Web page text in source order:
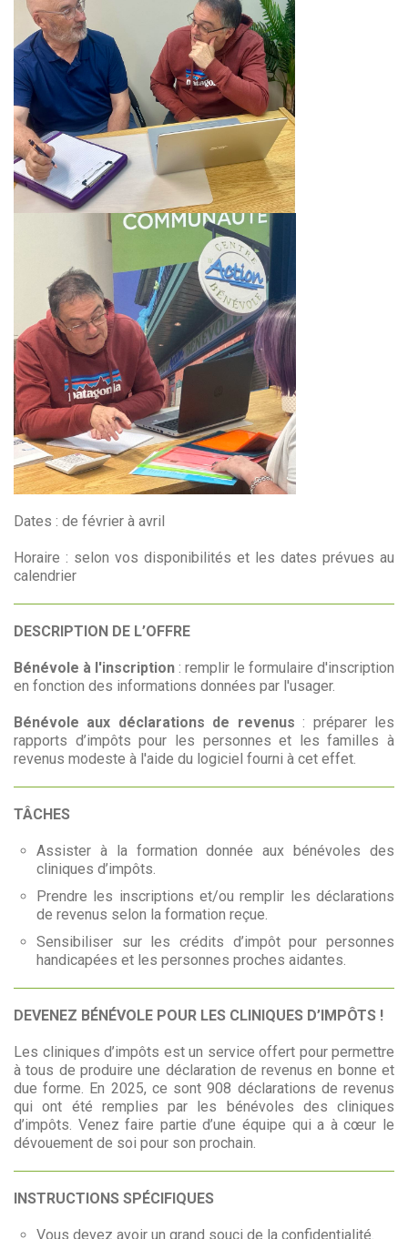
Dates : de février à avril
Horaire : selon vos disponibilités et les dates prévues au
calendrier
DESCRIPTION DE L’OFFRE
Bénévole à l'inscription : remplir le formulaire d'inscription
en fonction des informations données par l'usager.
Bénévole aux déclarations de revenus : préparer les
rapports d’impôts pour les personnes et les familles à
revenus modeste à l'aide du logiciel fourni à cet effet.
TÂCHES
Assister à la formation donnée aux bénévoles des
cliniques d’impôts.
Prendre les inscriptions et/ou remplir les déclarations
de revenus selon la formation reçue.
Sensibiliser sur les crédits d’impôt pour personnes
handicapées et les personnes proches aidantes.
DEVENEZ BÉNÉVOLE POUR LES CLINIQUES D’IMPÔTS !
Les cliniques d’impôts est un service offert pour permettre
à tous de produire une déclaration de revenus en bonne et
due forme. En 2025, ce sont 908 déclarations de revenus
qui ont été remplies par les bénévoles des cliniques
d’impôts. Venez faire partie d’une équipe qui a à cœur le
dévouement de soi pour son prochain.
INSTRUCTIONS SPÉCIFIQUES
Vous devez avoir un grand souci de la confidentialité.